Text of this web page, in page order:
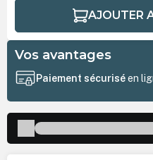
AJOUTER
Vos avantages
Paiement sécuriséen